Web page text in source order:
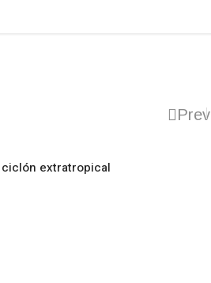
Prev
extratropical